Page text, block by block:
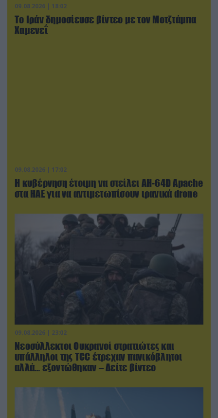
09.08.2026 | 18:02
Το Ιράν δημοσίευσε βίντεο με τον Μοτζτάμπα
Χαμενεΐ
09.08.2026 | 17:02
Η κυβέρνηση έτοιμη να στείλει AH-64D Apache
στα ΗΑΕ για να αντιμετωπίσουν ιρανικά drone
09.08.2026 | 23:02
Νεοσύλλεκτοι Ουκρανοί στρατιώτες και
υπάλληλοι της TCC έτρεχαν πανικόβλητοι
αλλά… εξοντώθηκαν – Δείτε βίντεο